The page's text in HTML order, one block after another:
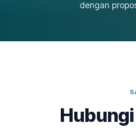
dengan